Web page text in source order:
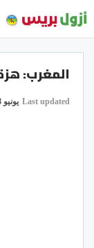
المغرب:
Last updated يونيو 8, 2016